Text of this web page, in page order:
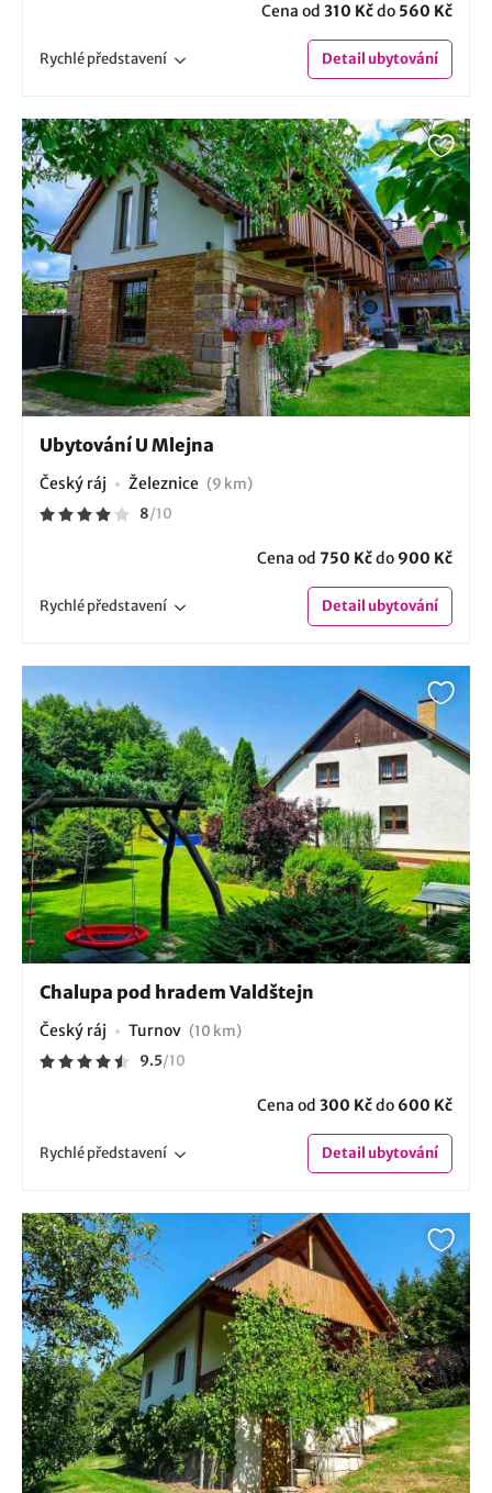
Cena od 310 Kčdo 560 Kč
Rychlépředstavení Detailubytování
Ubytování U Mlejna
Český ráj Železnice (9 km)
8/10
Cena od 750 Kčdo 900 Kč
Rychlépředstavení Detailubytování
Chalupa pod hradem Valdštejn
Český ráj Turnov (10 km)
9.5/10
Cena od 300 Kčdo 600 Kč
Rychlépředstavení Detailubytování